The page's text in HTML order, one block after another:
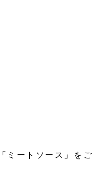
ミートソース」をご